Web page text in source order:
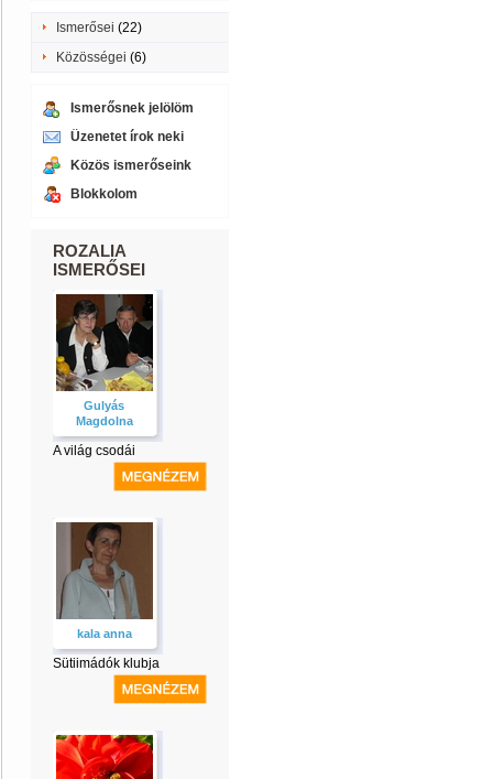
Ismerősei (22)
Közösségei (6)
Ismerősnek jelölöm
Üzenetet írok neki
Közös ismerőseink
Blokkolom
ROZALIA
ISMERŐSEI
Gulyás
Magdolna
A világ csodái
kala anna
Sütiimádók klubja